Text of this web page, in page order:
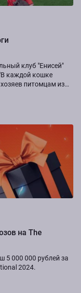
клуб "Енисей"
каждой кошке
питомцам из
на The
5 000 000 рублей за
2024.